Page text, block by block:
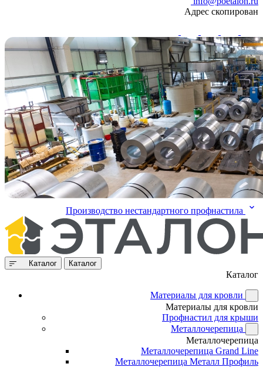
Адрес скопирован
Производство нестандартного профнастила
Каталог Каталог
Каталог
Материалы для кровли
Материалы для кровли
Профнастил для крыши
Металлочерепица
Металлочерепица
Металлочерепица Grand Line
Металлочерепица Металл Профиль